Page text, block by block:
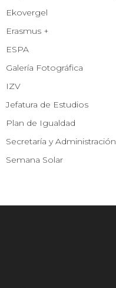
Ekovergel
Erasmus +
ESPA
Galería Fotográfica
IZV
Jefatura de Estudios
Plan de Igualdad
Secretaría y Administración
Semana Solar